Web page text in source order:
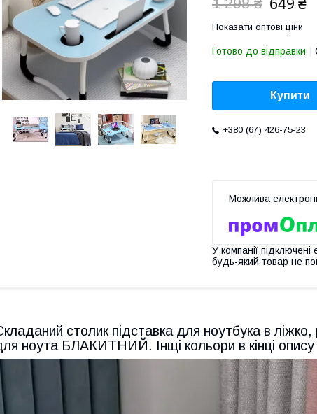
Показати оптові ціни
Готово до відправки
Купити
+380 (67) 426-75-23
У компанії
будь-який товар не
столик підставка для ноутбука в
ноута БЛАКИТНИЙ. Інщі кольори в кінці опису